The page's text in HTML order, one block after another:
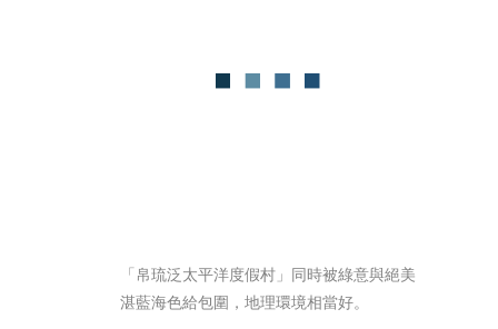
「帛琉泛太平洋度假村」同時被綠意與絕美
湛藍海色給包圍，地理環境相當好。